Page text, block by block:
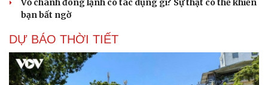
Vỏ chanh đông lạnh có tác dụng gì? Sự thật có thể khiến
bạn bất ngờ
DỰ BÁO THỜI TIẾT